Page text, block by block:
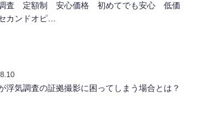
査 定額制 安心価格 初めてでも安心 低価
カンドオピ…
浮気調査の証拠撮影に困ってしまう場合とは？